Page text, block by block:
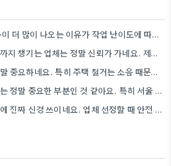
정밀 작업 시 기술자 비용이 더 많이 나오는 이유가 작업 난이도에 따라 장비 종류도 달라지기…
서초구 폐기물 처리 규정까지 챙기는 업체는 정말 신뢰가 가네요. 제가 이사할 곳이 서초구라, 혹시 이런…
주변 이웃과의 소통이 정말 중요하네요. 특히 주택 철거는 소음 때문에 신경 쓰이는 분들이 많을 텐데,…
폐기물 처리 관련 과태료는 정말 중요한 부분인 것 같아요. 특히 서울 같은 곳은 단속이 철저하니까요.
오래된 건물은 석면 때문에 진짜 신경 쓰이네요. 업체 선정할 때 안전 관련 정보 꼼꼼히 확인해야겠어요.